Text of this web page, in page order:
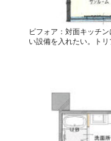
ビフォア：対面キッチ
い設備を入れたい。トリ